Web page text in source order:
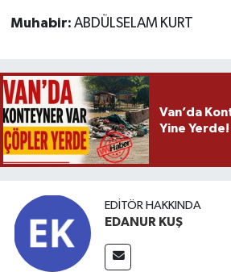
Muhabir: ABDÜLSELAM KURT
Van’da
Yine Yerde!
EDITÖR HAKKINDA
EDANUR KUŞ